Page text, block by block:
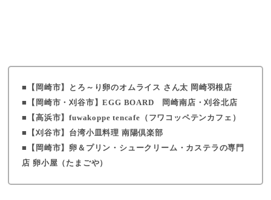
【岡崎市】とろ～り卵のオムライス さん太 岡崎羽根店
【岡崎市・刈谷市】EGG BOARD 岡崎南店・刈谷北店
【高浜市】fuwakoppe tencafe（フワコッペテンカフェ）
【刈谷市】台湾小皿料理 南陽倶楽部
【岡崎市】卵＆プリン・シュークリーム・カステラの専門
店 卵小屋（たまごや）